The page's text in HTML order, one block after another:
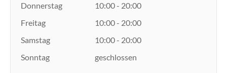
Donnerstag
10:00 - 20:00
Freitag
10:00 - 20:00
Samstag
10:00 - 20:00
Sonntag
geschlossen